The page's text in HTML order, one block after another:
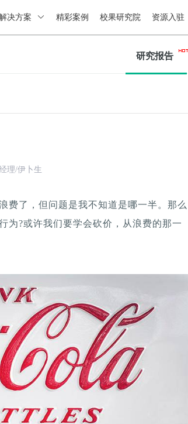
决方案 精彩案例 校果研究院 资源入驻
研究报告
理/伊卜生
费了，但问题是我不知道是哪一半。那么
为?或许我们要学会砍价，从浪费的那一